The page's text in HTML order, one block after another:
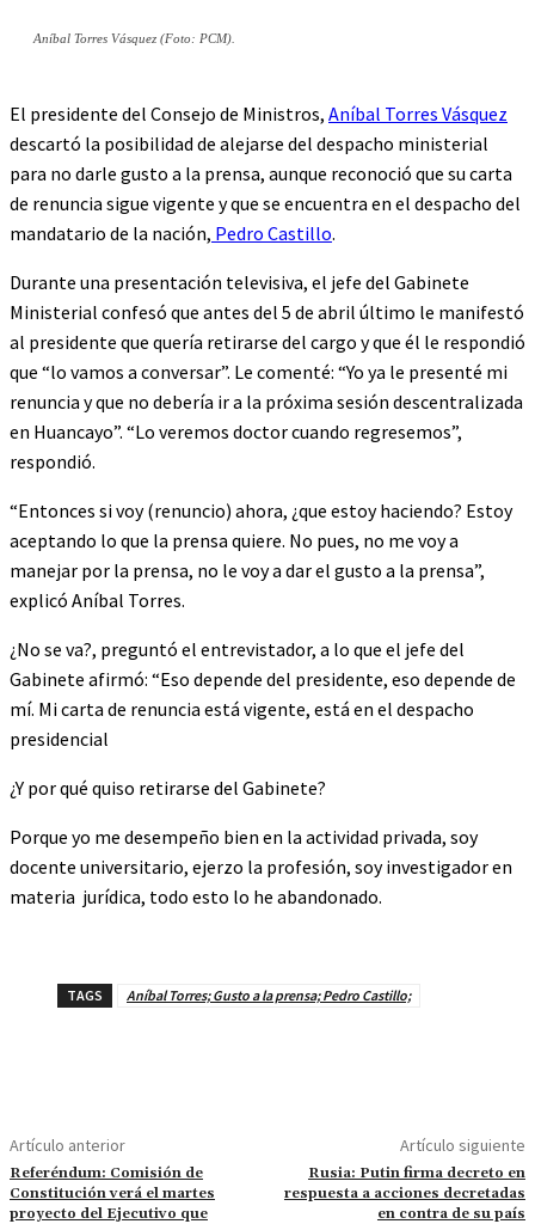
Aníbal Torres Vásquez (Foto: PCM).
El presidente del Consejo de Ministros, Aníbal Torres Vásquez
descartó la posibilidad de alejarse del despacho ministerial
para no darle gusto a la prensa, aunque reconoció que su carta
de renuncia sigue vigente y que se encuentra en el despacho del
mandatario de la nación, Pedro Castillo.
Durante una presentación televisiva, el jefe del Gabinete
Ministerial confesó que antes del 5 de abril último le manifestó
al presidente que quería retirarse del cargo y que él le respondió
que “lo vamos a conversar”. Le comenté: “Yo ya le presenté mi
renuncia y que no debería ir a la próxima sesión descentralizada
en Huancayo”. “Lo veremos doctor cuando regresemos”,
respondió.
“Entonces si voy (renuncio) ahora, ¿que estoy haciendo? Estoy
aceptando lo que la prensa quiere. No pues, no me voy a
manejar por la prensa, no le voy a dar el gusto a la prensa”,
explicó Aníbal Torres.
¿No se va?, preguntó el entrevistador, a lo que el jefe del
Gabinete afirmó: “Eso depende del presidente, eso depende de
mí. Mi carta de renuncia está vigente, está en el despacho
presidencial
¿Y por qué quiso retirarse del Gabinete?
Porque yo me desempeño bien en la actividad privada, soy
docente universitario, ejerzo la profesión, soy investigador en
materia jurídica, todo esto lo he abandonado.
TAGS Aníbal Torres; Gusto a la prensa; Pedro Castillo;
Artículo anterior
Referéndum: Comisión de
Constitución verá el martes
proyecto del Ejecutivo que
Artículo siguiente
Rusia: Putin firma decreto en
respuesta a acciones decretadas
en contra de su país